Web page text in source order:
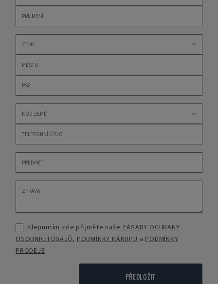
Klepnutím zde přijměte naše ZÁSADY OCHRANY
OSOBNÍCH ÚDAJŮ, PODMÍNKY NÁKUPU a PODMÍNKY
PRODEJE
PŘEDLOŽIT